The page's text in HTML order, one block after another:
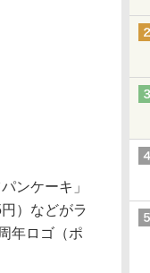
ンケーキ」
）などがラ
年ロゴ（ポ